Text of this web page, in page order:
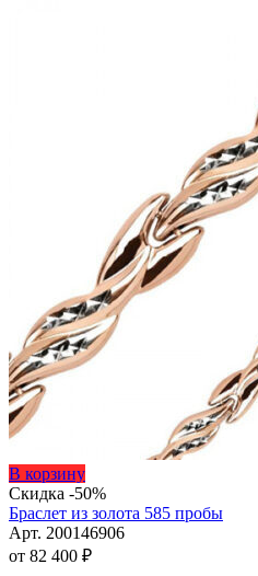
В корзинуЭтот
товар
имеет
несколько
вариаций.
Скидка -50%
Браслет из золота 585 пробы
Арт. 200146906
от 82 400 ₽